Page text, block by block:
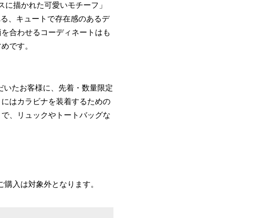
描かれた可愛いモチーフ」
、キュートで存在感のあるデ
合わせるコーディネートはも
です。
いたお客様に、先着・数量限定
はカラビナを装着するための
、リュックやトートバッグな
購入は対象外となります。